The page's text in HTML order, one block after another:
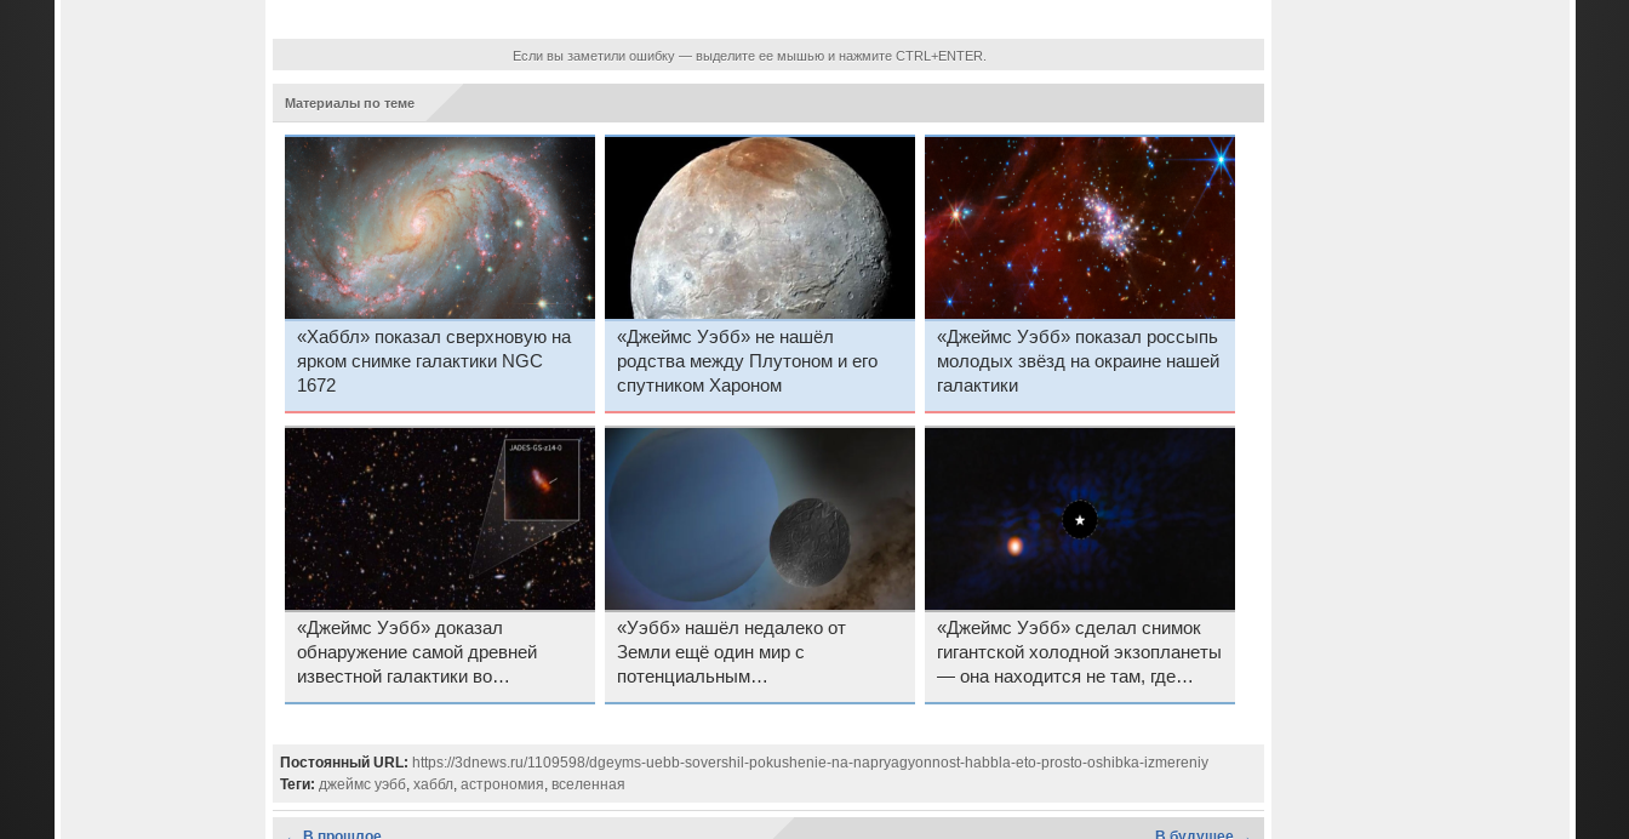
Если вы заметили ошибку — выделите ее мышью и нажмите CTRL+ENTER.
Материалы по теме
«Хаббл» показал сверхновую на
ярком снимке галактики NGC
1672
«Джеймс Уэбб» не нашёл
родства между Плутоном и его
спутником Хароном
«Джеймс Уэбб» показал россыпь
молодых звёзд на окраине нашей
галактики
«Джеймс Уэбб» доказал
обнаружение самой древней
известной галактики во
Вселенной
«Уэбб» нашёл недалеко от
Земли ещё один мир с
потенциальным
подповерхностным океаном —
«Джеймс Уэбб» сделал снимок
гигантской холодной экзопланеты
— она находится не там, где
ожидалось
Постоянный URL: https://3dnews.ru/1109598/dgeyms-uebb-sovershil-pokushenie-na-napryagyonnost-habbla-eto-prosto-oshibka-izmereniy
Теги: джеймс уэбб, хаббл, астрономия, вселенная